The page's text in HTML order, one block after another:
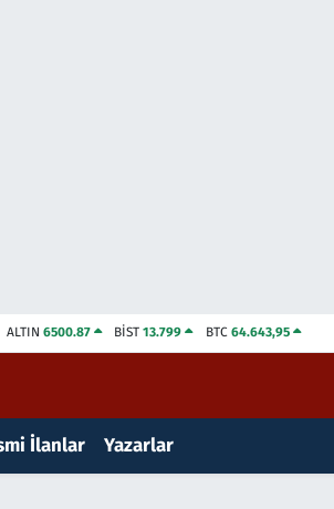
ALTIN 6500.87 BİST13.799 BTC 64.643,95
İlanlar Yazarlar